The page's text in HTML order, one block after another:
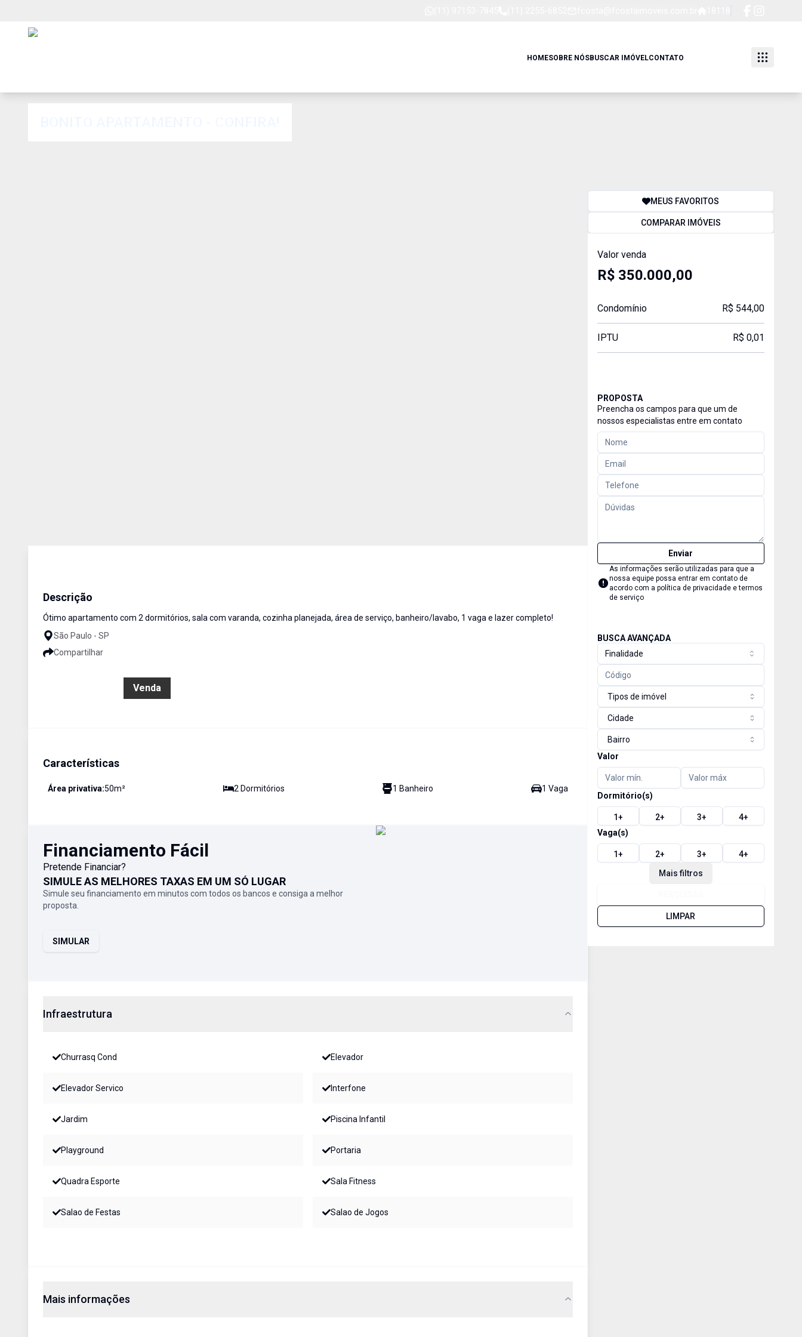
HOMESOBRE NÓSBUSCAR IMÓVELCONTATO
Descrição
Ótimo apartamento com 2 dormitórios, sala com varanda, cozinha planejada, área de serviço, banheiro/lavabo, 1 vaga e lazer completo!
São Paulo - SP
Compartilhar
Venda
Características
Área privativa:50m² 2 Dormitórios 1 Banheiro 1 Vaga
Financiamento Fácil
Pretende Financiar?
SIMULE AS MELHORES TAXAS EM UM SÓ LUGAR
Simule seu financiamento em minutos com todos os bancos e consiga a melhor
proposta.
SIMULAR
Infraestrutura
Churrasq Cond Elevador
Elevador Servico Interfone
Jardim Piscina Infantil
Playground Portaria
Quadra Esporte Sala Fitness
Salao de Festas Salao de Jogos
Mais informações
MEUS FAVORITOS
COMPARAR IMÓVEIS
Valor venda
R$ 350.000,00
Condomínio R$ 544,00
IPTU R$ 0,01
PROPOSTA
Preencha os campos para que um de
nossos especialistas entre em contato
Enviar
As informações serão utilizadas para que a
nossa equipe possa entrar em contato de
acordo com a política de privacidade e termos
de serviço
BUSCA AVANÇADA
Finalidade
Tipos de imóvel
Cidade
Bairro
Valor
Dormitório(s)
1+ 2+ 3+ 4+
Vaga(s)
1+ 2+ 3+ 4+
Mais filtros
LIMPAR